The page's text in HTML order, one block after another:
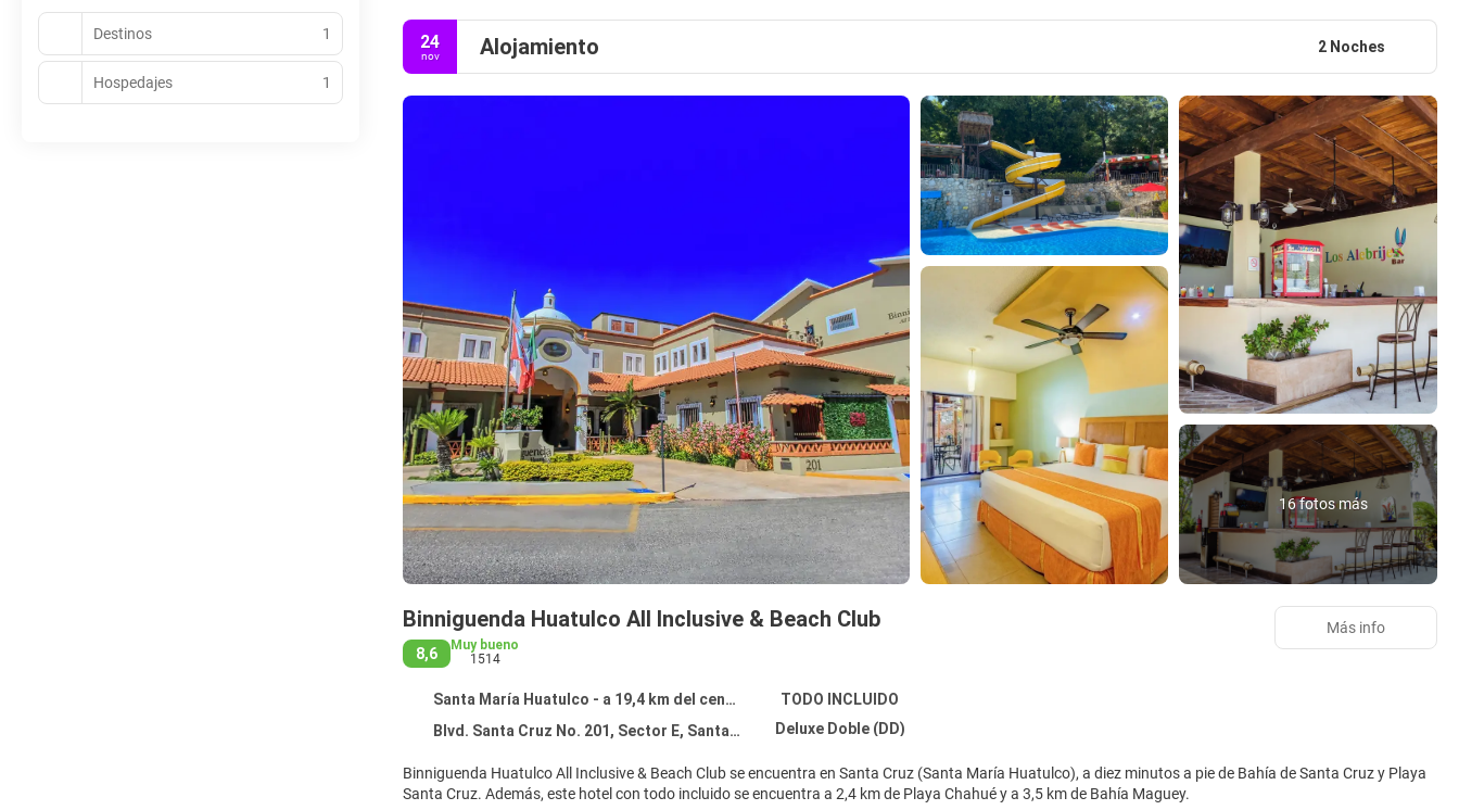
24
nov Alojamiento 2 Noches
16 fotos más
Binniguenda Huatulco All Inclusive & Beach Club
8,6
Muy bueno
1514
Santa María Huatulco - a 19,4 km del centro
TODO INCLUIDO
Blvd. Santa Cruz No. 201, Sector E, Santa María Huatulco 70989
Deluxe Doble (DD)
Binniguenda Huatulco All Inclusive & Beach Club se encuentra en Santa Cruz (Santa María Huatulco), a diez minutos a pie de Bahía de Santa Cruz y Playa
Santa Cruz. Además, este hotel con todo incluido se encuentra a 2,4 km de Playa Chahué y a 3,5 km de Bahía Maguey.
Más info
Destinos 1
Hospedajes 1